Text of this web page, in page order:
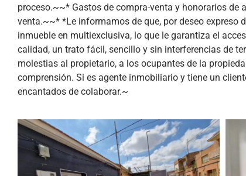
proceso.~~* Gastos de compra-venta y honorarios de
venta.~~* *Le informamos de que, por deseo expreso
inmueble en multiexclusiva, lo que le garantiza el
calidad, un trato fácil, sencillo y sin interferencias de
molestias al propietario, a los ocupantes de la
comprensión. Si es agente inmobiliario y tiene un
encantados de colaborar.~